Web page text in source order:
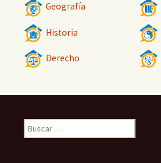
Geografía
Historia
Derecho
Buscar: